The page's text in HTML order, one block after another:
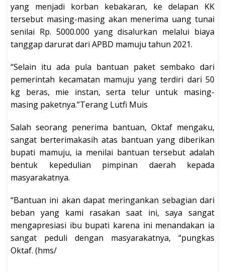
yang menjadi korban kebakaran, ke delapan KK
tersebut masing-masing akan menerima uang tunai
senilai Rp. 5000.000 yang disalurkan melalui biaya
tanggap darurat dari APBD mamuju tahun 2021.
“Selain itu ada pula bantuan paket sembako dari
pemerintah kecamatan mamuju yang terdiri dari 50
kg beras, mie instan, serta telur untuk masing-
masing paketnya.”Terang Lutfi Muis
Salah seorang penerima bantuan, Oktaf mengaku,
sangat berterimakasih atas bantuan yang diberikan
bupati mamuju, ia menilai bantuan tersebut adalah
bentuk kepedulian pimpinan daerah kepada
masyarakatnya.
“Bantuan ini akan dapat meringankan sebagian dari
beban yang kami rasakan saat ini, saya sangat
mengapresiasi ibu bupati karena ini menandakan ia
sangat peduli dengan masyarakatnya, “pungkas
Oktaf. (hms/